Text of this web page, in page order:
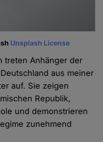
Unsplash License
treten Anhänger der
aus meiner
auf. Sie zeigen
Republik,
und demonstrieren
zunehmend